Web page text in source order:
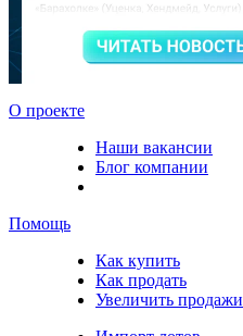
О проекте
Наши вакансии
Блог компании
Помощь
Как купить
Как продать
Увеличить продажи